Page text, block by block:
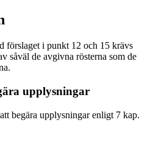
förslaget i punkt 12 och 15 krävs
såväl de avgivna rösterna som de
upplysningar
begära upplysningar enligt 7 kap.